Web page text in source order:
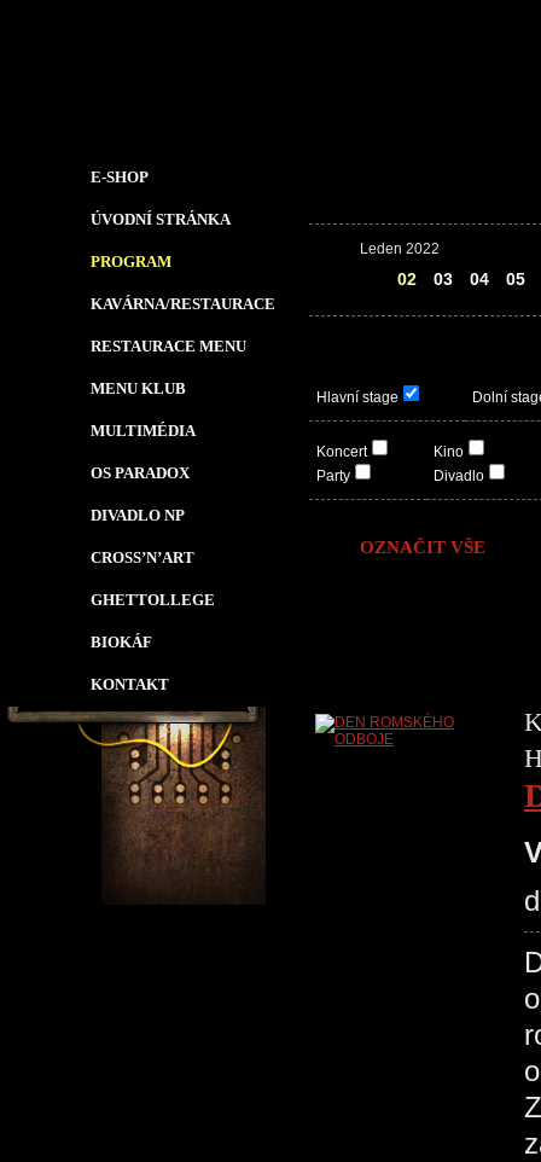
E-SHOP
ÚVODNÍ STRÁNKA
PROGRAM
KAVÁRNA/RESTAURACE
RESTAURACE MENU
MENU KLUB
MULTIMÉDIA
OS PARADOX
DIVADLO NP
CROSS’N’ART
GHETTOLLEGE
BIOKÁF
KONTAKT
Leden 2022
02 03 04 05
Hlavní stage Dolní
Koncert
Party
Kino
Divadlo
OZNAČIT VŠE